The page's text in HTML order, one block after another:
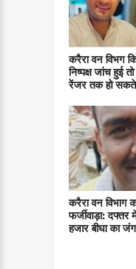
करैरा वन विभग
निष्पक्ष जांच हुई
रेंजर तक हो
करैरा वन विभाग
फर्जीवाड़ा: दफ्तर
हजार बीघा का